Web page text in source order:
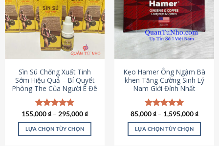
thể.
Các
tùy
chọn
có
thể
được
chọn
trên
trang
sản
phẩm
Sìn Sú Chống Xuất Tinh
Sớm Hiệu Quả – Bí Quyết
Phòng The Của Người Ê Đê
Được xếp
hạng4.95
5 sao
155,000₫ – 295,000₫
LỰA CHỌN TÙY CHỌN
Kẹo Hamer Ông Ngậm Bà
khen Tăng Cường Sinh Lý
Nam Giới Đỉnh Nhất
Được xếp
hạng5.00
5 sao
85,000₫– 1,595,000₫
LỰA CHỌN TÙY CHỌN